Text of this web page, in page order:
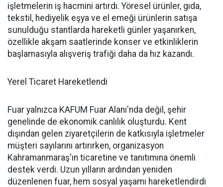
işletmelerin iş hacmini artırdı. Yöresel ürünler, gıda,
tekstil, hediyelik eşya ve el emeği ürünlerin satışa
sunulduğu stantlarda hareketli günler yaşanırken,
özellikle akşam saatlerinde konser ve etkinliklerin
başlamasıyla alışveriş trafiği daha da hız kazandı.
Yerel Ticaret Hareketlendi
Fuar yalnızca KAFUM Fuar Alanı'nda değil, şehir
genelinde de ekonomik canlılık oluşturdu. Kent
dışından gelen ziyaretçilerin de katkısıyla işletmeler
müşteri sayılarını artırırken, organizasyon
Kahramanmaraş'ın ticaretine ve tanıtımına önemli
destek verdi. Uzun yılların ardından yeniden
düzenlenen fuar, hem sosyal yaşamı hareketlendirdi